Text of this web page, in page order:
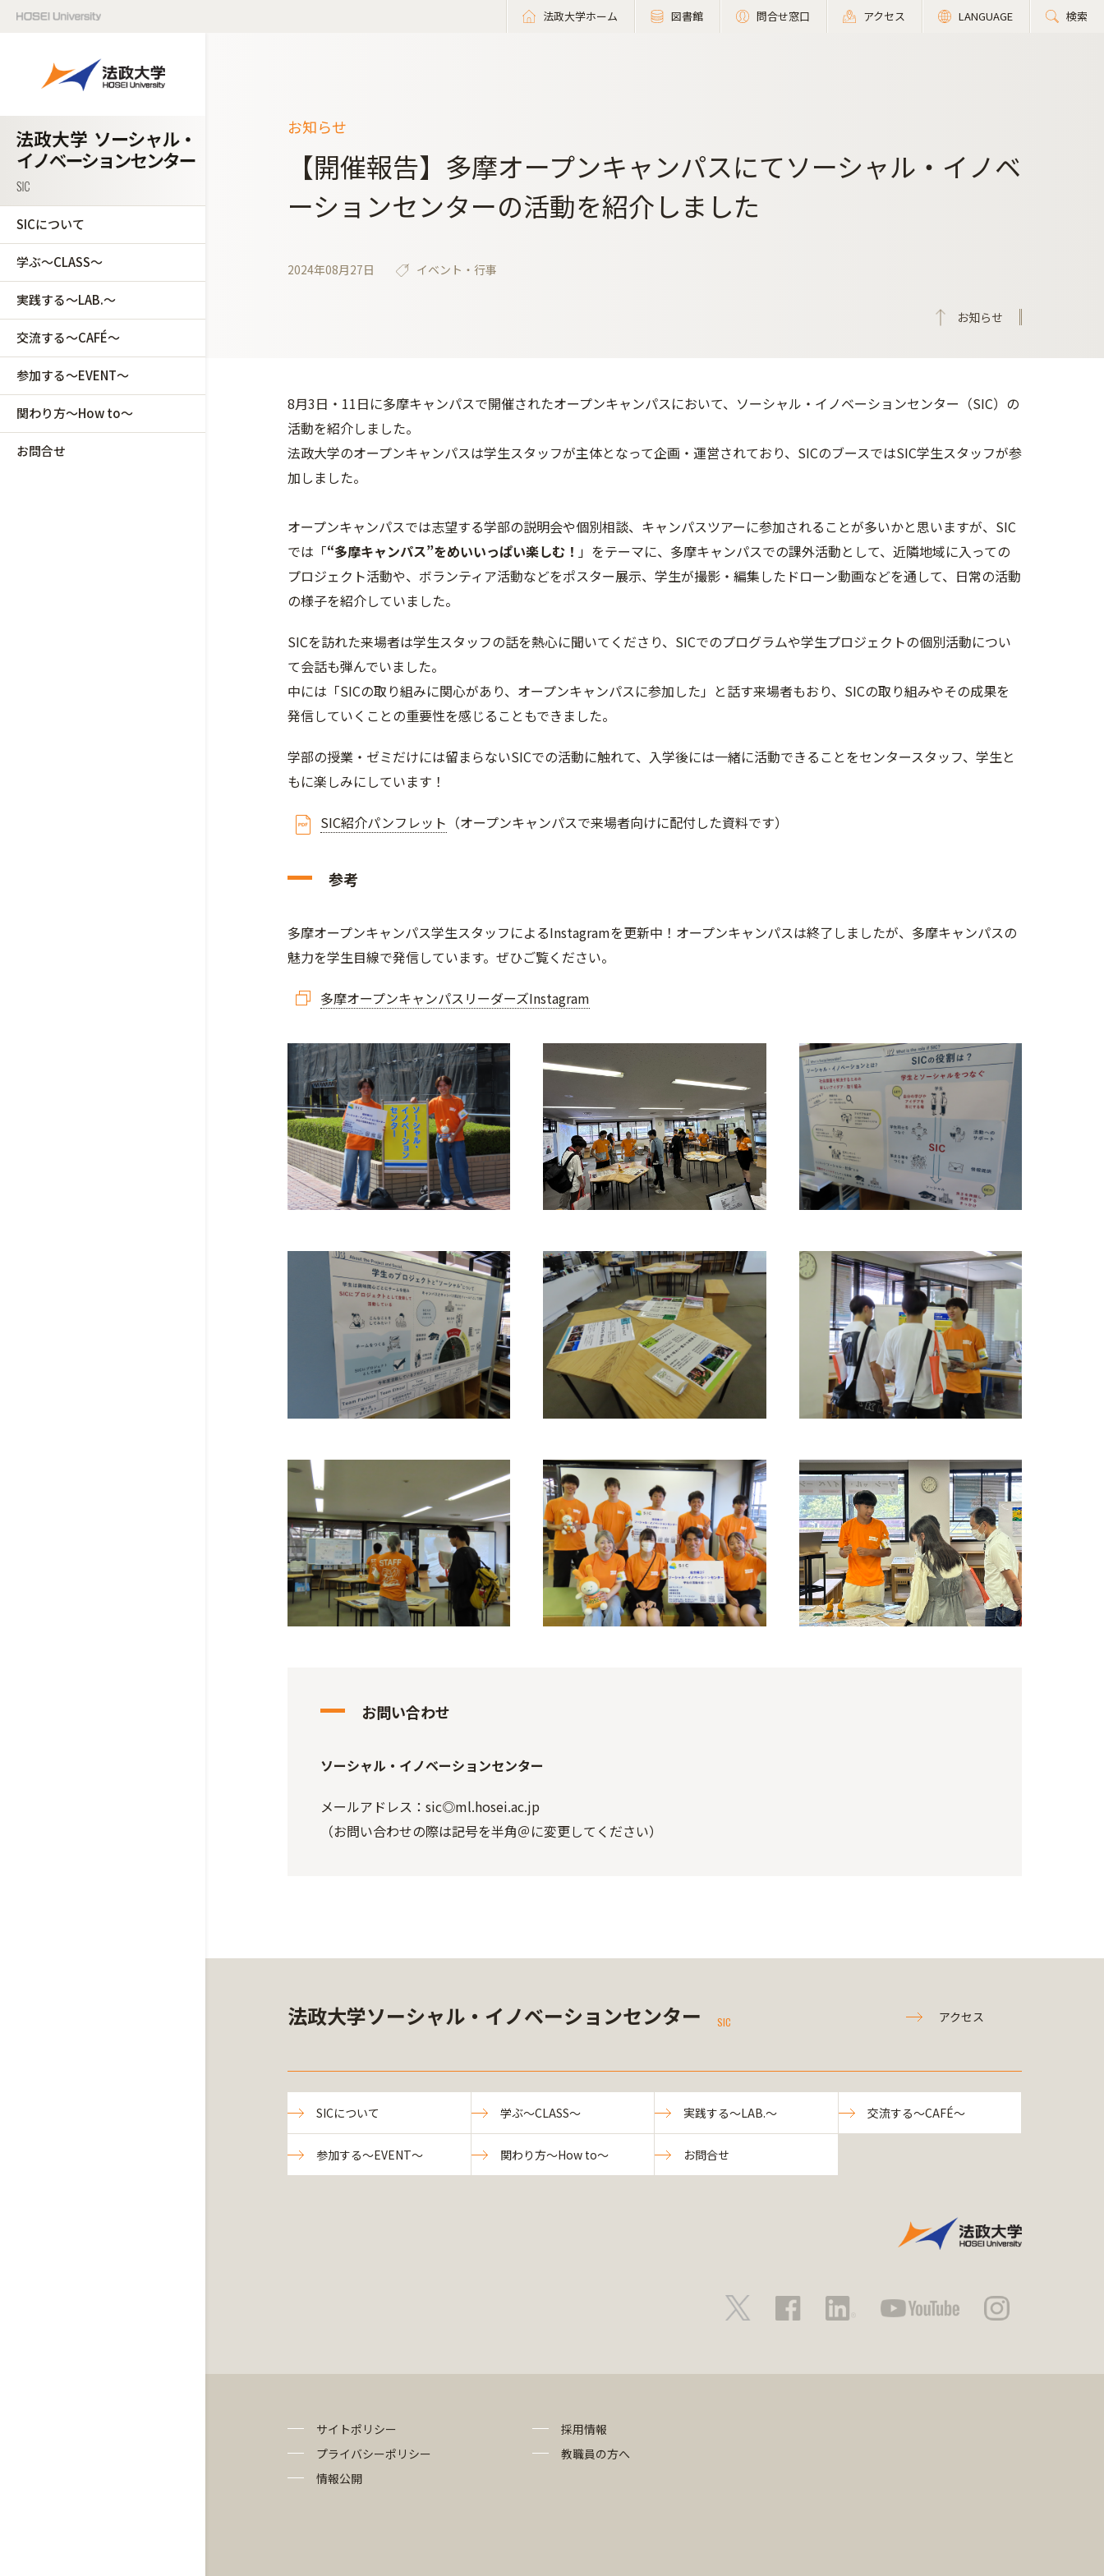
法政大学ホーム 図書館 問合せ窓口 アクセス LANGUAGE 検索
SICについて
学ぶ～CLASS～
実践する～LAB.～
交流する～CAFÉ～
参加する～EVENT～
関わり方～How to～
お問合せ
お知らせ
【開催報告】多摩オープンキャンパスにてソーシャル・イノベ
ーションセンターの活動を紹介しました
2024年08月27日 イベント・行事
お知らせ
8月3日・11日に多摩キャンパスで開催されたオープンキャンパスにおいて、ソーシャル・イノベーションセンター（SIC）の
活動を紹介しました。
法政大学のオープンキャンパスは学生スタッフが主体となって企画・運営されており、SICのブースではSIC学生スタッフが参
加しました。
オープンキャンパスでは志望する学部の説明会や個別相談、キャンパスツアーに参加されることが多いかと思いますが、SIC
では「“多摩キャンパス”をめいいっぱい楽しむ！ 」をテーマに、多摩キャンパスでの課外活動として、近隣地域に入っての
プロジェクト活動や、ボランティア活動などをポスター展示、学生が撮影・編集したドローン動画などを通して、日常の活動
の様子を紹介していました。
SICを訪れた来場者は学生スタッフの話を熱心に聞いてくださり、SICでのプログラムや学生プロジェクトの個別活動につい
て会話も弾んでいました。
中には「SICの取り組みに関心があり、オープンキャンパスに参加した」と話す来場者もおり、SICの取り組みやその成果を
発信していくことの重要性を感じることもできました。
学部の授業・ゼミだけには留まらないSICでの活動に触れて、入学後には一緒に活動できることをセンタースタッフ、学生と
もに楽しみにしています！
SIC紹介パンフレット （オープンキャンパスで来場者向けに配付した資料です）
参考
多摩オープンキャンパス学生スタッフによるInstagramを更新中！オープンキャンパスは終了しましたが、多摩キャンパスの
魅力を学生目線で発信しています。ぜひご覧ください。
多摩オープンキャンパスリーダーズInstagram
お問い合わせ
ソーシャル・イノベーションセンター
メールアドレス：sic◎ml.hosei.ac.jp
（お問い合わせの際は記号を半角＠に変更してください）
法政大学ソーシャル・イノベーションセンター SIC アクセス
SICについて 学ぶ～CLASS～ 実践する～LAB.～ 交流する～CAFÉ～
参加する～EVENT～ 関わり方～How to～ お問合せ
サイトポリシー
プライバシーポリシー
情報公開
採用情報
教職員の方へ